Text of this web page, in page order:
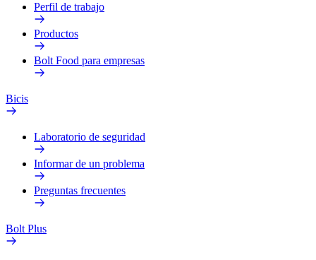
Perfil de trabajo
Productos
Bolt Food para empresas
Bicis
Laboratorio de seguridad
Informar de un problema
Preguntas frecuentes
Bolt Plus